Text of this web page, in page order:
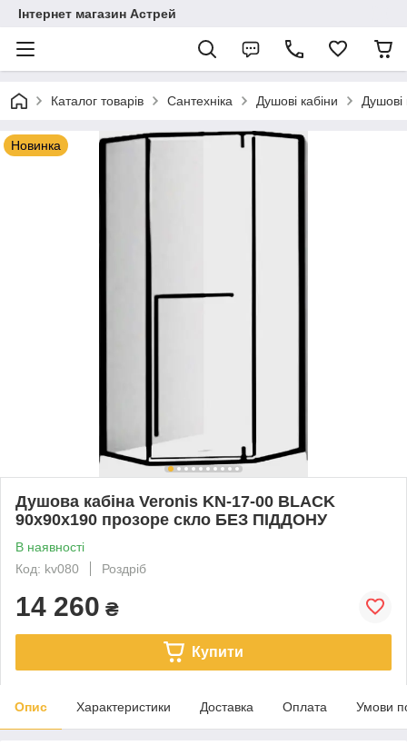
Інтернет магазин Астрей
Каталог товарів Сантехніка Душові кабіни Душові
Новинка
Душова кабіна Veronis KN-17-00 BLACK
90х90х190 прозоре скло БЕЗ ПІДДОНУ
В наявності
Код: kv080
Роздріб
14 260 ₴
Купити
Опис Характеристики Доставка Оплата Умови